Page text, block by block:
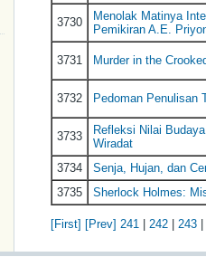
3730
Menolak Matinya
Pemikiran A.E.
3731 Murder in the
3732 Pedoman Penulisan
3733
Refleksi Nilai
Wiradat
3734
Senja, Hujan, dan
3735
Sherlock Holmes:
[First] [Prev] 241 242 243